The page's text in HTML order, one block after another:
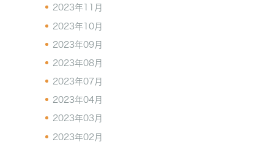
2023年11月
2023年10月
2023年09月
2023年08月
2023年07月
2023年04月
2023年03月
2023年02月